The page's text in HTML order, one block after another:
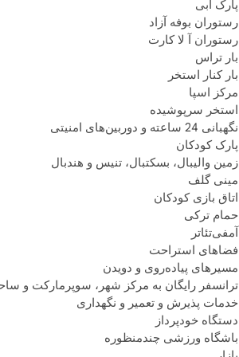
پارک آبی
رستوران بوفه آزاد
رستوران آ لا کارت
بار تراس
بار کنار استخر
مرکز اسپا
استخر سرپوشیده
نگهبانی 24 ساعته و دوربین‌های امنیتی
پارک کودکان
زمین والیبال، بسکتبال، تنیس و هندبال
مینی گلف
اتاق بازی کودکان
حمام ترکی
آمفی‌تئاتر
فضاهای استراحت
مسیرهای پیاده‌روی و دویدن
ترانسفر رایگان به مرکز شهر، سوپرمارکت و
خدمات پذیرش و تعمیر و نگهداری
دستگاه خودپرداز
باشگاه ورزشی چندمنظوره